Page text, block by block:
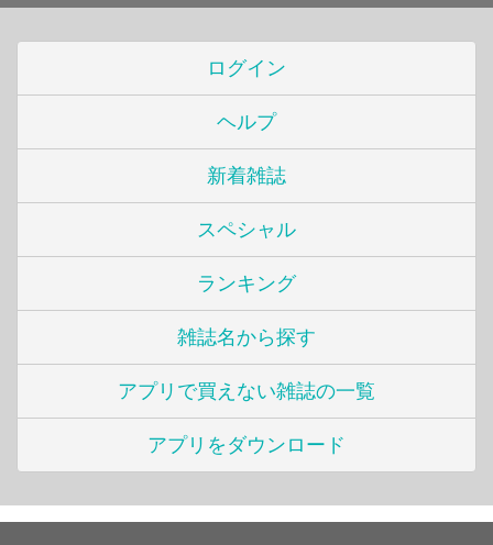
ログイン
ヘルプ
新着雑誌
スペシャル
ランキング
雑誌名から探す
アプリで買えない雑誌の一覧
アプリをダウンロード